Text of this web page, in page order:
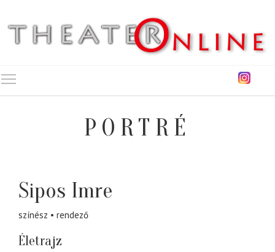
PORTRÉ
Sipos Imre
színész rendező
Életrajz